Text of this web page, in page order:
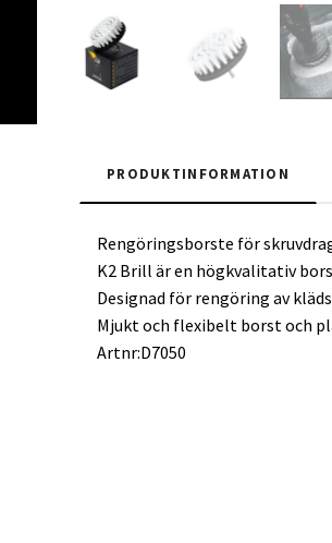
PRODUKTINFORMATION
Rengöringsborste för
K2 Brill är en högkvalitativ
Designad för rengöring av
Mjukt och flexibelt borst och
Artnr:D7050